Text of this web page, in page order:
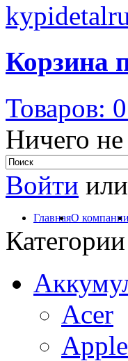
Корзина
Товаров:
Ничего
Войти или
ГлавнаяО компании
Категории
Acer
Apple